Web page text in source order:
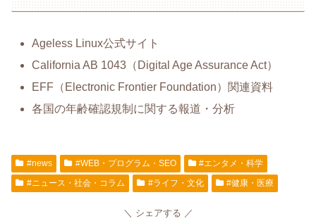
Ageless Linux公式サイト
California AB 1043（Digital Age Assurance Act）
EFF（Electronic Frontier Foundation）関連資料
各国の年齢確認規制に関する報道・分析
#news #WEB・プログラム・SEO
#エンタメ・科学
#ニュース・社会・コラム
#ライフ・文化 #健康・医療
シェアする